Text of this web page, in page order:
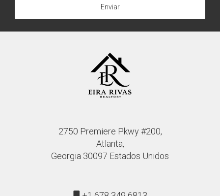
¿Es fácil encontrar servicios bilingües en
disponibles, incluyendo escuelas, clínicas médicas y
organizaciones comunitarias que apoyan a los residentes
Existen diversas opciones de financiamiento disponibles
para compradores primerizos, incluyendo programas
específicos para familias latinas; es recomendable
Enviar
2750 Premiere Pkwy #200,
Atlanta,
Georgia 30097 Estados Unidos